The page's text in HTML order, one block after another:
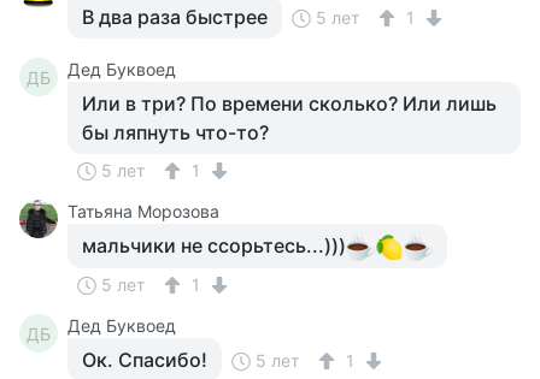
В два раза быстрее 5 лет 1
ДБ Дед Буквоед
Или в три? По времени сколько? Или лишь
бы ляпнуть что-то?
5 лет
1
Татьяна Морозова
мальчики не ссорьтесь...)))
5 лет 1
ДБ Дед Буквоед
Ок. Спасибо! 5 лет 1